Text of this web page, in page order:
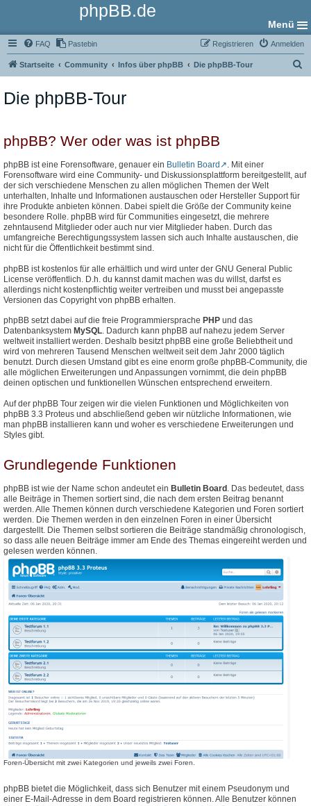
phpBB.de
Menü
FAQ Pastebin Anmelden
Registrieren
Startseite Community Infos über phpBB Die phpBB-Tour
Die phpBB-Tour
phpBB? Wer oder was ist phpBB
phpBB ist eine Forensoftware, genauer ein Bulletin Board
. Mit einer
Forensoftware wird eine Community- und Diskussionsplattform bereitgestellt, auf
der sich verschiedene Menschen zu allen möglichen Themen der Welt
unterhalten, Inhalte und Informationen austauschen oder Hersteller Support für
ihre Produkte anbieten können. Dabei spielt die Größe der Community keine
besondere Rolle. phpBB wird für Communities eingesetzt, die mehrere
zehntausend Mitglieder oder auch nur vier Mitglieder haben. Durch das
umfangreiche Berechtigungssystem lassen sich auch Inhalte austauschen, die
nicht für die Öffentlichkeit bestimmt sind.
phpBB ist kostenlos für alle erhältlich und wird unter der GNU General Public
License veröffentlich. D.h. du kannst damit machen was du willst, darfst es
allerdings nicht kostenpflichtig weiter vertreiben und musst bei angepasste
Versionen das Copyright von phpBB erhalten.
phpBB setzt dabei auf die freie Programmiersprache PHP und das
Datenbanksystem MySQL. Dadurch kann phpBB auf nahezu jedem Server
weltweit installiert werden. Deshalb besitzt phpBB eine große Beliebtheit und
wird von mehreren Tausend Menschen weltweit seit dem Jahr 2000 täglich
benutzt. Durch diesen Umstand gibt es eine enorm große phpBB-Community, die
alle möglichen Erweiterungen und Anpassungen vornimmt, die dein phpBB
deinen optischen und funktionellen Wünschen entsprechend erweitern.
Auf der phpBB Tour zeigen wir die vielen Funktionen und Möglichkeiten von
phpBB 3.3 Proteus und abschließend geben wir nützliche Informationen, wie
man phpBB installieren kann und woher es verschiedene Erweiterungen und
Styles gibt.
Grundlegende Funktionen
phpBB ist wie der Name schon andeutet ein Bulletin Board . Das bedeutet, dass
alle Beiträge in Themen sortiert sind, die nach dem ersten Beitrag benannt
werden. Alle Themen können durch verschiedene Kategorien und Foren sortiert
werden. Die Themen werden in den einzelnen Foren in einer Übersicht
dargestellt. Die Themen selbst sortieren die Beiträge standmäßig chronologisch,
so dass alle neuen Beiträge immer am Ende des Themas eingereiht werden und
gelesen werden können.
Foren-Übersicht mit zwei Kategorien und jeweils zwei Foren.
phpBB bietet die Möglichkeit, dass sich Benutzer mit einem Pseudonym und
einer E-Mail-Adresse in dem Board registrieren können. Alle Benutzer können